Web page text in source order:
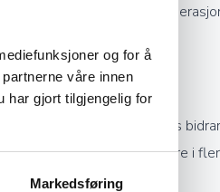
og for å
våre innen
har gjort tilgjengelig for
Markedsføring
tepper kan gå i arv i
sollys og profesjonell rens
et håndknyttet teppe vare i